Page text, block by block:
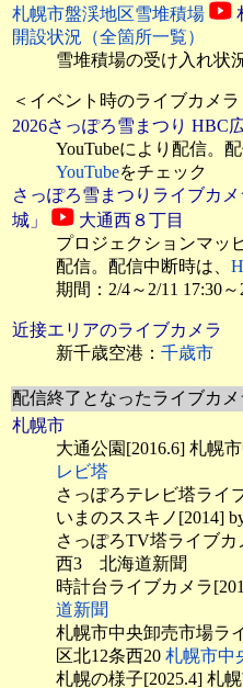
札幌市盤渓地区雪堆積場
開設状況（全箇所一覧）
雪堆積場の受け入れ状
＜イベント時のライブカメラ
2026さっぽろ雪まつり HBC
YouTubeにより配信。
YouTubeをチェック
さっぽろ雪まつりライブカ
城」
大通西８丁目
プロジェクションマッ
配信。配信中断時は、
期間：2/4～2/11 17:30～
近接エリアのライブカメラ
新千歳空港： 千歳市
配信終了となったライブカメ
札幌市
大通公園[2016.6] 札幌
レビ塔
さっぽろテレビ塔ライ
いまのススキノ[2014]
さっぽろTV塔ライブカ
西3 北海道新聞
時計台ライブカメラ
道新聞
札幌市中央卸売市場ラ
区北12条西20 札幌市中
札幌の様子[2025.4] 札